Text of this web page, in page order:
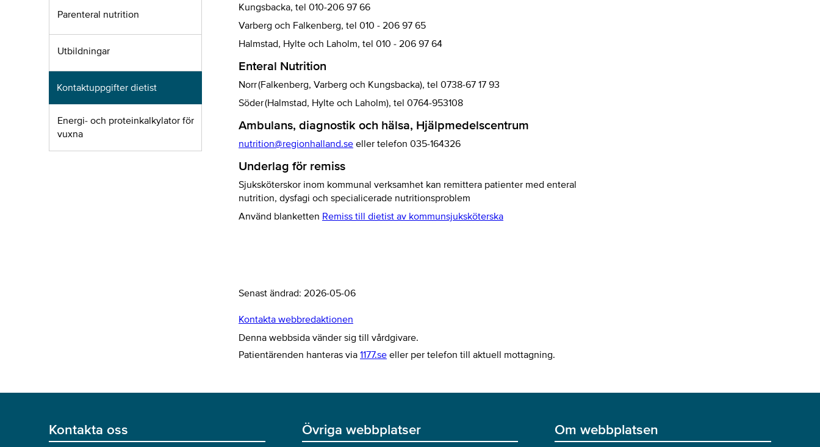
Parenteral nutrition
Utbildningar
Kontaktuppgifter dietist
Energi- och proteinkalkylator för
vuxna
Kungsbacka, tel 010-206 97 66
Varberg och Falkenberg, tel 010 - 206 97 65
Halmstad, Hylte och Laholm, tel 010 - 206 97 64
Enteral Nutrition
Norr (Falkenberg, Varberg och Kungsbacka), tel 0738-67 17 93
Söder (Halmstad, Hylte och Laholm), tel 0764-953108
Ambulans, diagnostik och hälsa, Hjälpmedelscentrum
nutrition@regionhalland.se eller telefon 035-164326
Underlag för remiss
Sjuksköterskor inom kommunal verksamhet kan remittera patienter med enteral
nutrition, dysfagi och specialicerade nutritionsproblem
Använd blanketten Remiss till dietist av kommunsjuksköterska
Senast ändrad: 2026-05-06
Kontakta webbredaktionen
Denna webbsida vänder sig till vårdgivare.
Patientärenden hanteras via 1177.se eller per telefon till aktuell mottagning.
Kontakta oss Övriga webbplatser Om webbplatsen